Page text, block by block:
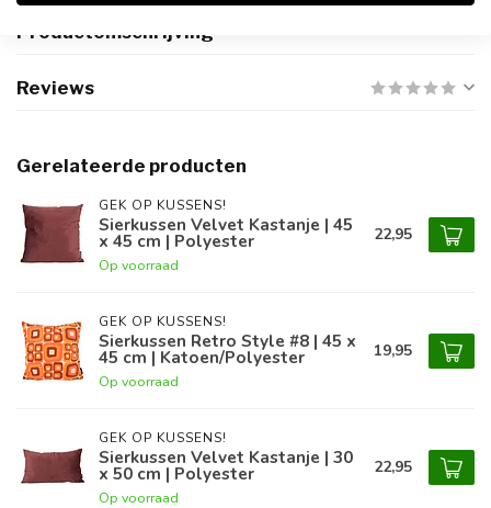
Productomschrijving
Reviews
Gerelateerde producten
GEK OP KUSSENS!
Sierkussen Velvet Kastanje | 45
x 45 cm | Polyester
Op voorraad
22,95
GEK OP KUSSENS!
Sierkussen Retro Style #8 | 45 x
45 cm | Katoen/Polyester
Op voorraad
19,95
GEK OP KUSSENS!
Sierkussen Velvet Kastanje | 30
x 50 cm | Polyester
Op voorraad
22,95